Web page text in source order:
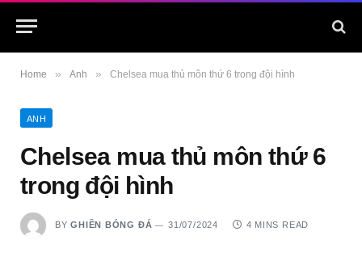
Home » Anh » Chelsea mua thủ môn thứ 6 trong đội hình
ANH
Chelsea mua thủ môn thứ 6
trong đội hình
BY GHIỀN BÓNG ĐÁ 31/07/2024 4 MINS READ